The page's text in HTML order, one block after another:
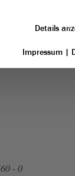
- 0
Details
Impressum |